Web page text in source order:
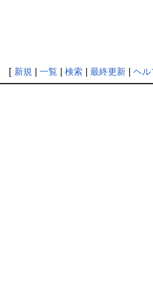
[ 新規| 一覧 検索| 最終更新| ヘル